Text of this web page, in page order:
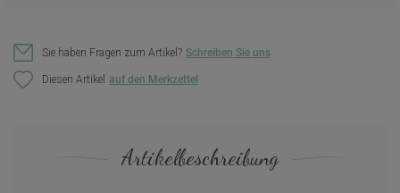
Sie haben Fragen zum Artikel? Schreiben Sie uns
Diesen Artikel
Artikelbeschreibung